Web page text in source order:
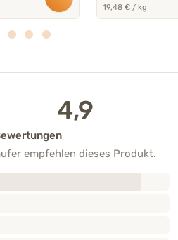
19,48 € / kg
4,9
empfehlen dieses Produkt.